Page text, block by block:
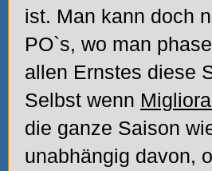
ist. Man kann doch
PO`s, wo man
allen Ernstes diese
Selbst wenn
die ganze Saison
unabhängig davon,